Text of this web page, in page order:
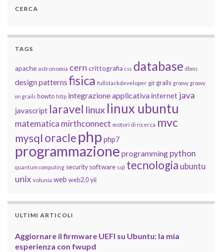
CERCA
TAGS
apache astronomia cern crittografia css database dbms
design patterns fisica fullstackdeveloper git grails groovy groovy
on grails howto http integrazione applicativainternet java
javascript laravel linux linux ubuntu
matematica mirthconnect motori di ricerca mvc
mysql oracle php php7
programmazione programming python
quantum computing security software sql tecnologia ubuntu
unix volunia web web2.0 yii
ULTIMI ARTICOLI
Aggiornare il firmware UEFI su Ubuntu: la mia
esperienza con fwupd